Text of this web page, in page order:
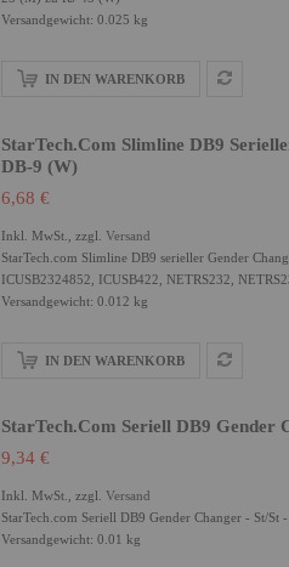
Versandgewicht: 0.025 kg
IN DEN WARENKORB
StarTech.com Slimline DB9
DB-9 (W)
6,68 €
Inkl. MwSt., zzgl. Versand
StarTech.com Slimline DB9 serieller Gender
ICUSB2324852, ICUSB422, NETRS232,
Versandgewicht: 0.012 kg
IN DEN WARENKORB
StarTech.com Seriell DB9 Gender
9,34 €
Inkl. MwSt., zzgl. Versand
StarTech.com Seriell DB9 Gender Changer - St/
Versandgewicht: 0.01 kg